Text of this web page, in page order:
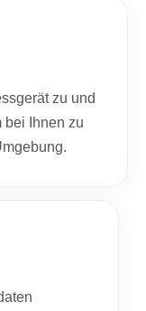
zu und
bei Ihnen zu